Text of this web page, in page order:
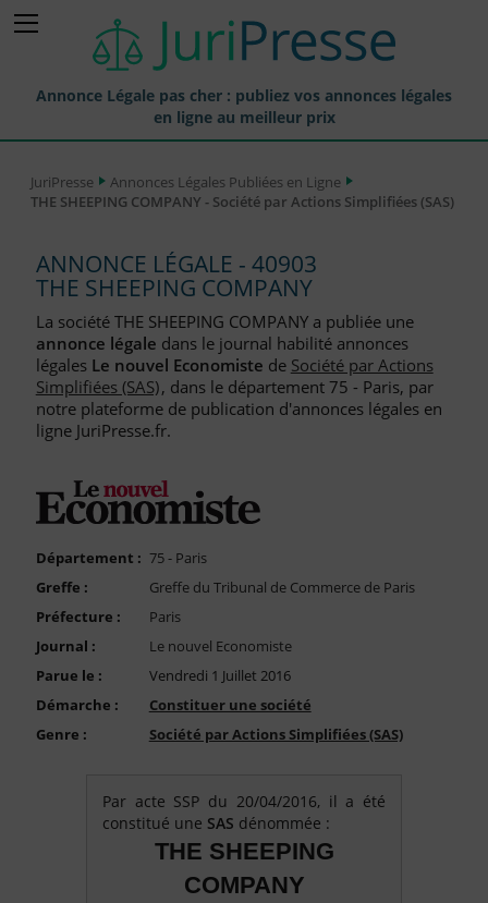
Annonce Légale pas cher : publiez vos annonces légales
en ligne au meilleur prix
Annonces Légales Publiées
Journaux Habilités (JAL) Annonces Légales
Départements pour la Publication d'Annonces Légales
Liste des Greffes
Liste des CCI
FAQ
Compte PRO
JuriPresse
Annonces Légales Publiées en Ligne
THE SHEEPING COMPANY - Société par Actions Simplifiées (SAS)
ANNONCE LÉGALE - 40903
THE SHEEPING COMPANY
La société THE SHEEPING COMPANY a publiée une
annonce légale dans le journal habilité annonces
légales Le nouvel Economiste de Société par Actions
Simplifiées (SAS), dans le département 75 - Paris, par
notre plateforme de publication d'annonces légales en
ligne JuriPresse.fr.
Département : 75 - Paris
Greffe :
Greffe du Tribunal de Commerce de Paris
Préfecture :
Paris
Journal :
Le nouvel Economiste
Parue le :
Vendredi 1 Juillet 2016
Démarche :
Constituer une société
Genre :
Société par Actions Simplifiées (SAS)
Par acte SSP du 20/04/2016, il a été
constitué une SAS dénommée :
THE SHEEPING
COMPANY